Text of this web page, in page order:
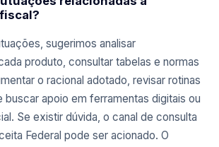
sugerimos analisar
produto, consultar tabelas e normas
o racional adotado, revisar rotinas
apoio em ferramentas digitais ou
Se existir dúvida, o canal de consulta
Federal pode ser acionado. O